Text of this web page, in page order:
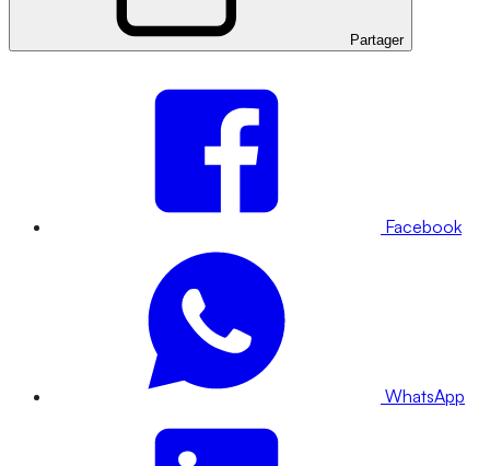
Partager
Facebook
WhatsApp